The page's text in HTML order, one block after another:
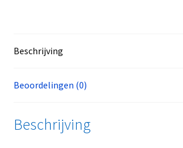
Beschrijving
Beoordelingen (0)
Beschrijving